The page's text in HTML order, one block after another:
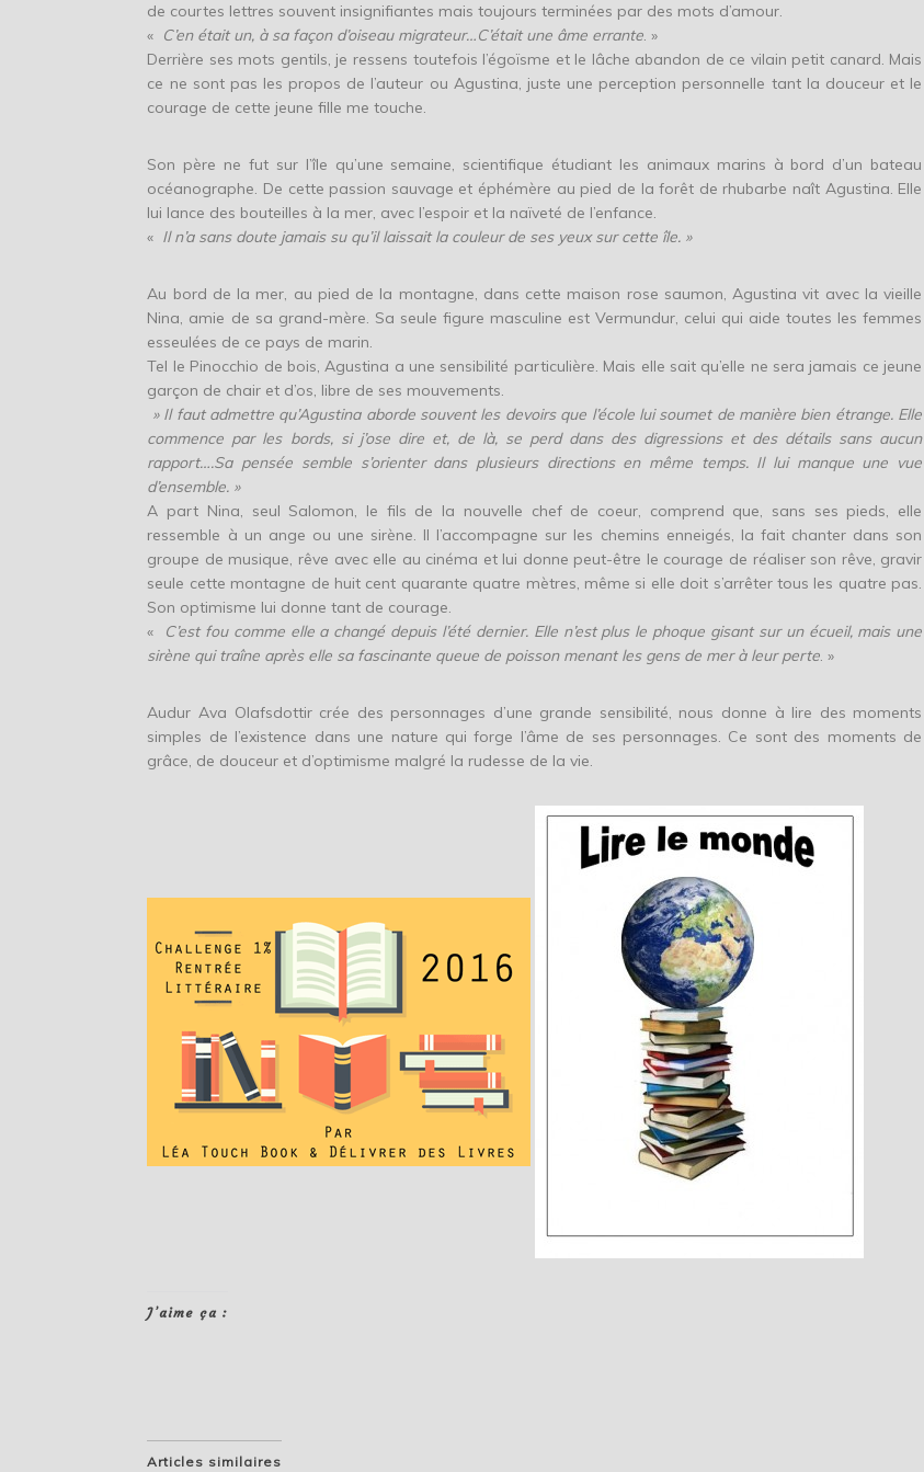
de courtes lettres souvent insignifiantes mais toujours terminées par des mots d’amour.
« C’en était un, à sa façon d’oiseau migrateur…C’était une âme errante. »
Derrière ses mots gentils, je ressens toutefois l’égoïsme et le lâche abandon de ce vilain petit canard. Mais
ce ne sont pas les propos de l’auteur ou Agustina, juste une perception personnelle tant la douceur et le
courage de cette jeune fille me touche.
Son père ne fut sur l’île qu’une semaine, scientifique étudiant les animaux marins à bord d’un bateau
océanographe. De cette passion sauvage et éphémère au pied de la forêt de rhubarbe naît Agustina. Elle
lui lance des bouteilles à la mer, avec l’espoir et la naïveté de l’enfance.
« Il n’a sans doute jamais su qu’il laissait la couleur de ses yeux sur cette île. »
Au bord de la mer, au pied de la montagne, dans cette maison rose saumon, Agustina vit avec la vieille
Nina, amie de sa grand-mère. Sa seule figure masculine est Vermundur, celui qui aide toutes les femmes
esseulées de ce pays de marin.
Tel le Pinocchio de bois, Agustina a une sensibilité particulière. Mais elle sait qu’elle ne sera jamais ce jeune
garçon de chair et d’os, libre de ses mouvements.
» Il faut admettre qu’Agustina aborde souvent les devoirs que l’école lui soumet de manière bien étrange. Elle
commence par les bords, si j’ose dire et, de là, se perd dans des digressions et des détails sans aucun
rapport….Sa pensée semble s’orienter dans plusieurs directions en même temps. Il lui manque une vue
d’ensemble. »
A part Nina, seul Salomon, le fils de la nouvelle chef de coeur, comprend que, sans ses pieds, elle
ressemble à un ange ou une sirène. Il l’accompagne sur les chemins enneigés, la fait chanter dans son
groupe de musique, rêve avec elle au cinéma et lui donne peut-être le courage de réaliser son rêve, gravir
seule cette montagne de huit cent quarante quatre mètres, même si elle doit s’arrêter tous les quatre pas.
Son optimisme lui donne tant de courage.
«
C’est fou comme elle a changé depuis l’été dernier. Elle n’est plus le phoque gisant sur un écueil, mais une
sirène qui traîne après elle sa fascinante queue de poisson menant les gens de mer à leur perte. »
Audur Ava Olafsdottir crée des personnages d’une grande sensibilité, nous donne à lire des moments
simples de l’existence dans une nature qui forge l’âme de ses personnages. Ce sont des moments de
grâce, de douceur et d’optimisme malgré la rudesse de la vie.
J’aime ça :
Articles similaires